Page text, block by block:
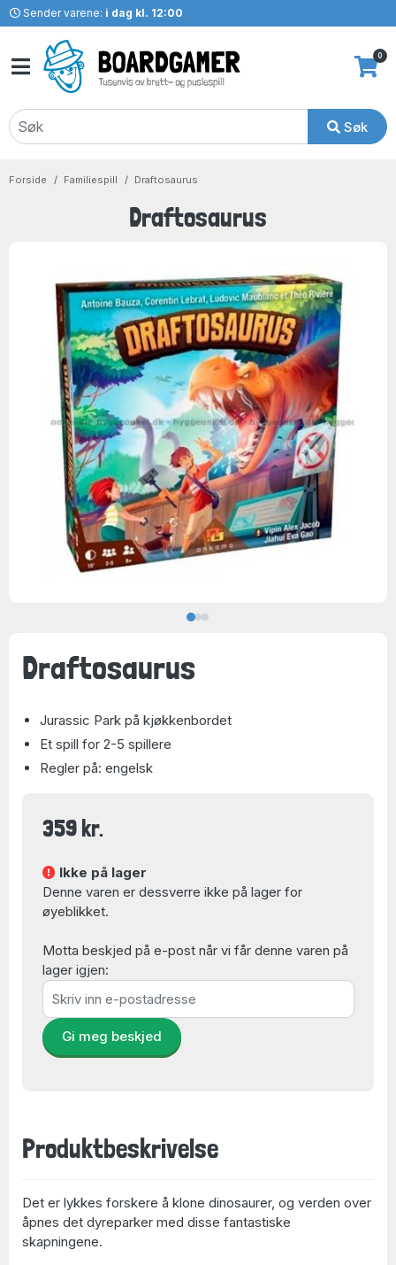
Sender varene: i dag kl. 12:00
Søk
0
Forside Familiespill Draftosaurus
Draftosaurus
Draftosaurus
Jurassic Park på kjøkkenbordet
Et spill for 2-5 spillere
Regler på: engelsk
359 kr.
Ikke på lager
Denne varen er dessverre ikke på lager for
øyeblikket.
Motta beskjed på e-post når vi får denne varen på
lager igjen:
Gi meg beskjed
Produktbeskrivelse
Det er lykkes forskere å klone dinosaurer, og verden over
åpnes det dyreparker med disse fantastiske
skapningene.